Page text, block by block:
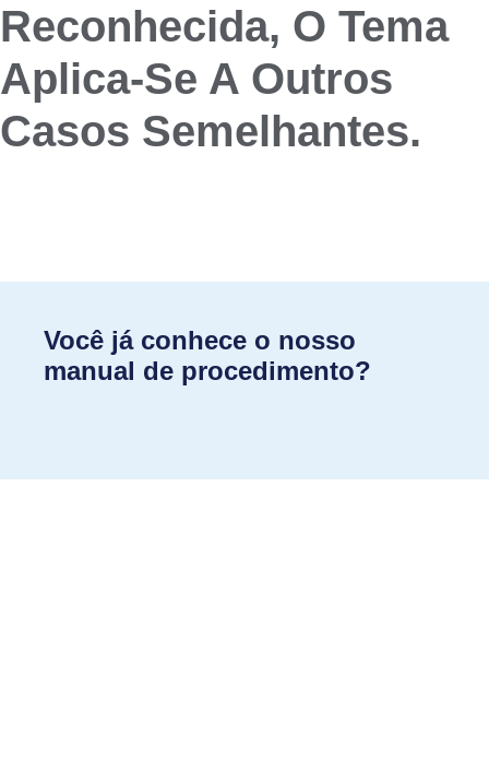
Reconhecida, O Tema
Aplica-Se A Outros
Casos Semelhantes.
Você já conhece o nosso
manual de procedimento?